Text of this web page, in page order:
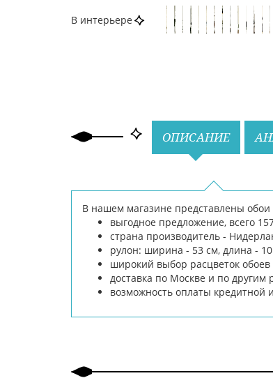
В интерьере
ОПИСАНИЕ
В нашем магазине представлены обои
выгодное предложение, всего
страна производитель -
рулон: ширина - 53 см, длина -
широкий выбор расцветок
доставка по Москве и по другим
возможность оплаты кредитной